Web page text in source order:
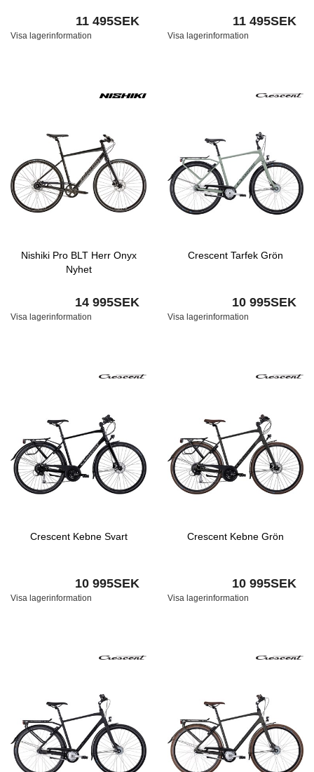
11 495SEK
Visa lagerinformation
11 495SEK
Visa lagerinformation
Nishiki Pro BLT Herr Onyx
Nyhet
14 995SEK
Visa lagerinformation
Crescent Tarfek Grön
10 995SEK
Visa lagerinformation
Crescent Kebne Svart
10 995SEK
Visa lagerinformation
Crescent Kebne Grön
10 995SEK
Visa lagerinformation